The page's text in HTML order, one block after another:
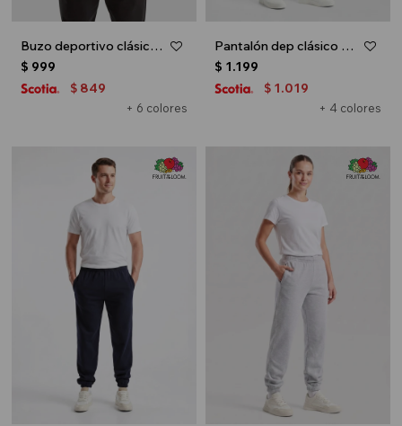
Buzo deportivo clásico escote redondo - UNISEX - Gris melange claro
+ 6 colores
$ 999
$ 849
Pantalón dep clásico c/puños elásticos - UNISEX - Blanco
+ 4 colores
$ 1.199
$ 1.019